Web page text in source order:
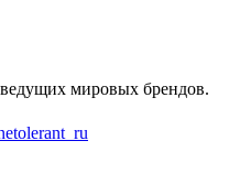
мировых брендов.